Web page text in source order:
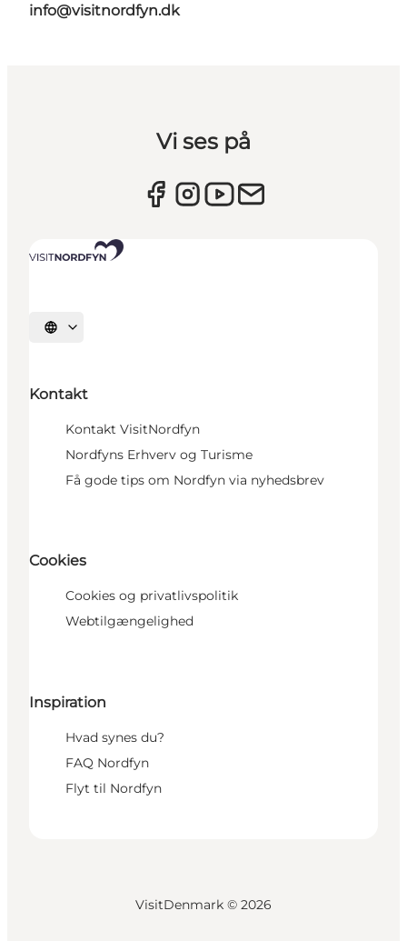
info@visitnordfyn.dk
Vi ses på
Vælg sprog
Kontakt
Kontakt VisitNordfyn
Nordfyns Erhverv og Turisme
Få gode tips om Nordfyn via nyhedsbrev
Cookies
Cookies og privatlivspolitik
Webtilgængelighed
Inspiration
Hvad synes du?
FAQ Nordfyn
Flyt til Nordfyn
VisitDenmark © 2026